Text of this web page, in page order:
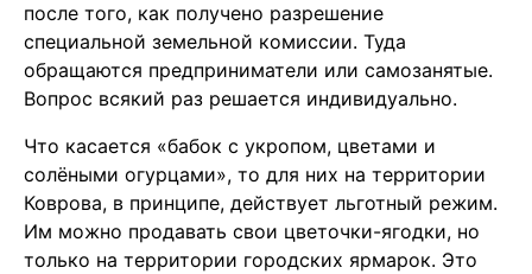
после того, как получено разрешение
специальной земельной комиссии. Туда
обращаются предприниматели или самозанятые.
Вопрос всякий раз решается индивидуально.
Что касается «бабок с укропом, цветами и
солёными огурцами», то для них на территории
Коврова, в принципе, действует льготный режим.
Им можно продавать свои цветочки-ягодки, но
только на территории городских ярмарок. Это